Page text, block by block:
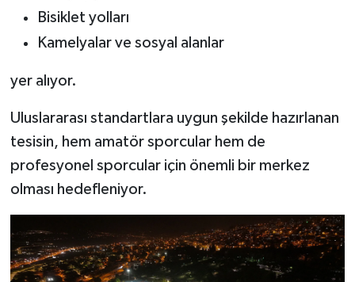
Bisiklet yolları
Kamelyalar ve sosyal alanlar
yer alıyor.
Uluslararası standartlara uygun şekilde hazırlanan
tesisin, hem amatör sporcular hem de
profesyonel sporcular için önemli bir merkez
olması hedefleniyor.